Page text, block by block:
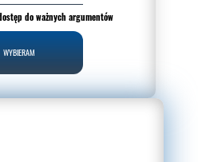
do ważnych argumentów
WYBIERAM